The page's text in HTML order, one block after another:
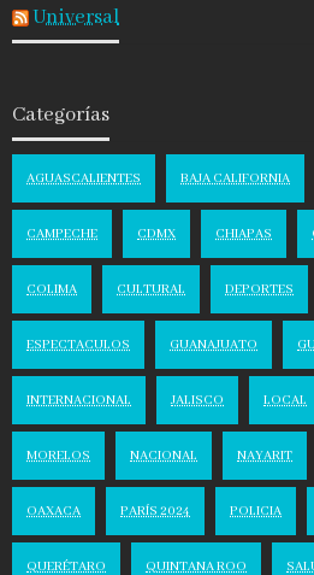
Universal
Categorías
AGUASCALIENTES BAJA CALIFORNIA
CAMPECHE CDMX CHIAPAS
COLIMA CULTURAL DEPORTES
ESPECTACULOS GUANAJUATO
INTERNACIONAL JALISCO LOCAL
MORELOS NACIONAL NAYARIT
OAXACA PARÍS 2024 POLICIA
QUERÉTARO QUINTANA ROO